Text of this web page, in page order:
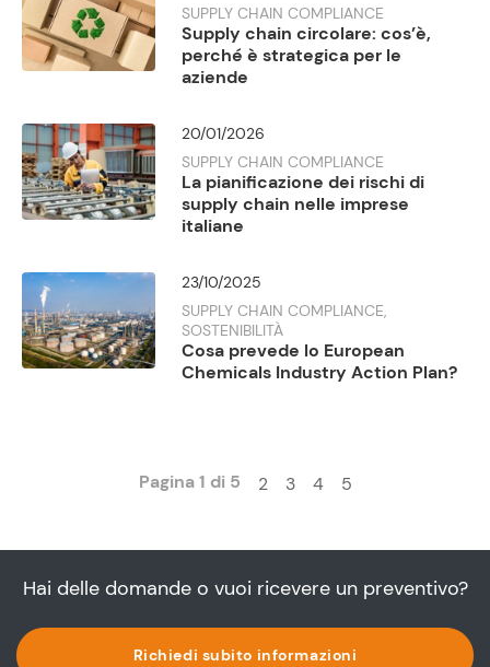
SUPPLY CHAIN COMPLIANCE
Supply chain circolare: cos’è,
perché è strategica per le
aziende
20/01/2026
SUPPLY CHAIN COMPLIANCE
La pianificazione dei rischi di
supply chain nelle imprese
italiane
23/10/2025
SUPPLY CHAIN COMPLIANCE,
SOSTENIBILITÀ
Cosa prevede lo European
Chemicals Industry Action Plan?
Pagina 1 di 5 2 3 4 5
Hai delle domande o vuoi ricevere un preventivo?
Richiedi subito informazioni